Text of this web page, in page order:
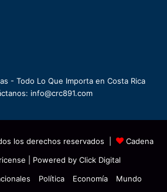
- Todo Lo Que Importa en Costa Rica
info@crc891.com
los derechos reservados |
Cadena
| Powered by Click Digital
Política Economía Mundo